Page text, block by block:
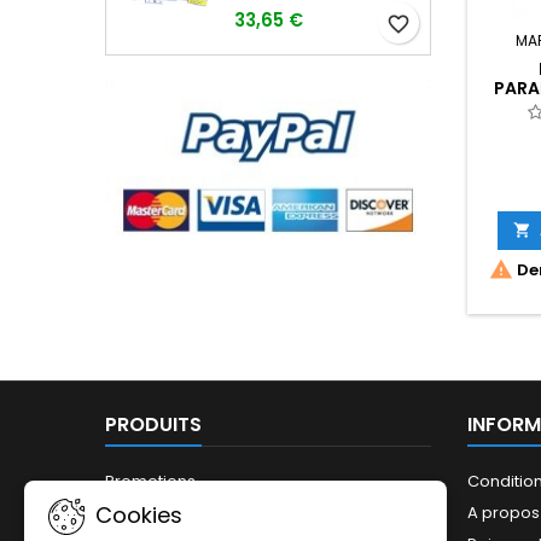
33,65 € favorite_border


PRODUITS
Promotions
Nouveaux produits
A propos
Cookies